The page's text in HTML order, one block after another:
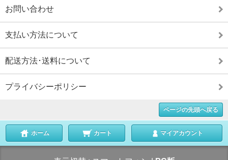
お問い合わせ
支払い方法について
配送方法･送料について
プライバシーポリシー
ページの先頭へ戻る
ホーム カート マイアカウント